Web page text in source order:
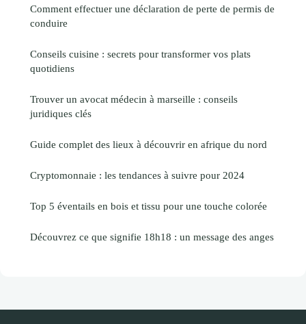
Comment effectuer une déclaration de perte de permis de
conduire
Conseils cuisine : secrets pour transformer vos plats
quotidiens
Trouver un avocat médecin à marseille : conseils
juridiques clés
Guide complet des lieux à découvrir en afrique du nord
Cryptomonnaie : les tendances à suivre pour 2024
Top 5 éventails en bois et tissu pour une touche colorée
Découvrez ce que signifie 18h18 : un message des anges